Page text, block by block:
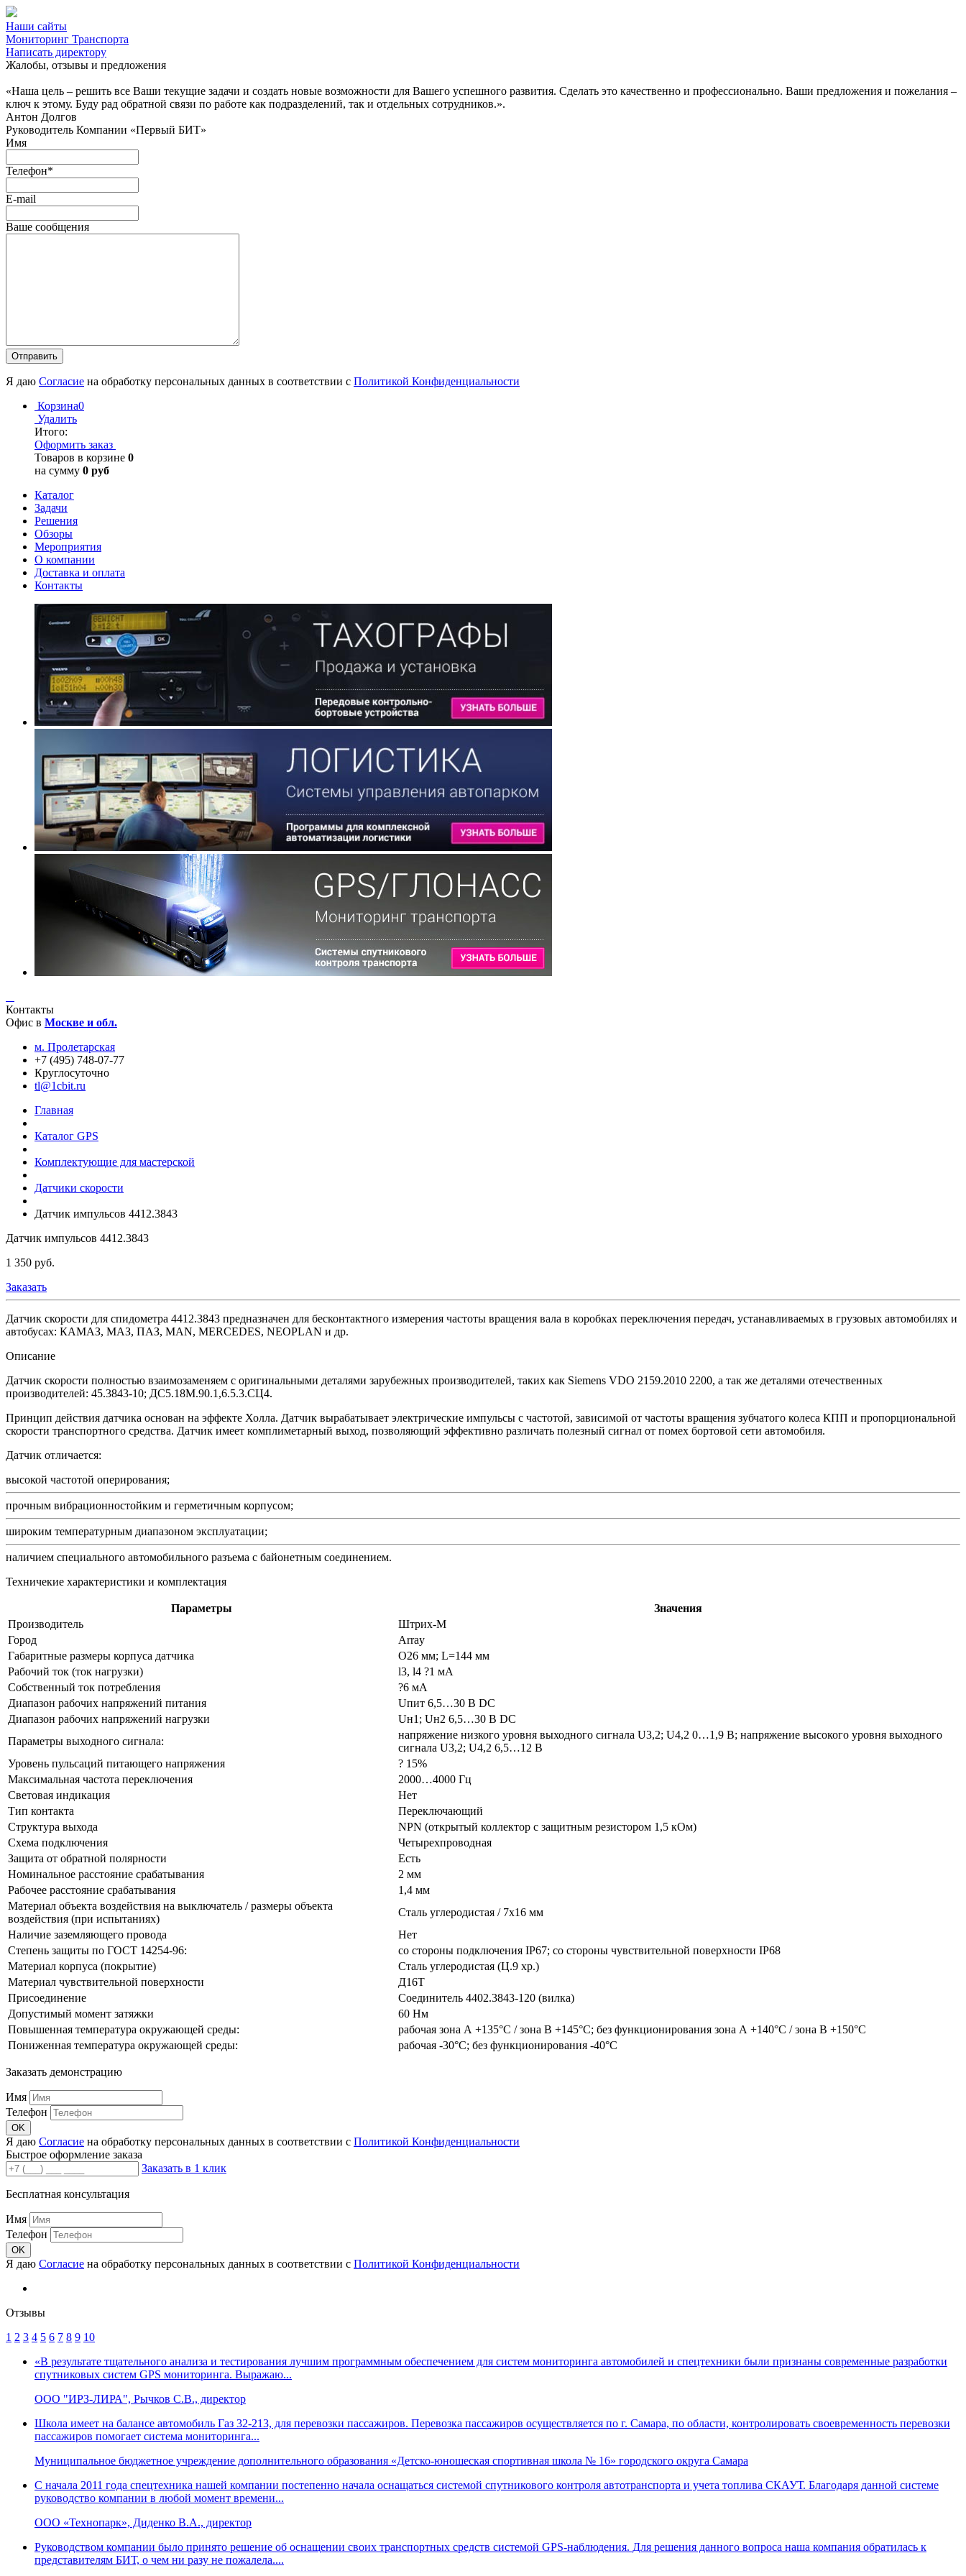
Наши сайты
Мониторинг Транспорта
Написать директору
Жалобы, отзывы и предложения
«Наша цель – решить все Ваши текущие задачи и создать новые возможности для Вашего успешного развития. Сделать это качественно и профессионально. Ваши предложения и пожелания –
ключ к этому. Буду рад обратной связи по работе как подразделений, так и отдельных сотрудников.».
Антон Долгов
Руководитель Компании «Первый БИТ»
Имя
Телефон*
E-mail
Ваше сообщения
Я даю Согласие на обработку персональных данных в соответствии с Политикой Конфиденциальности
Корзина0
Удалить
Итого:
Оформить заказ
Товаров в корзине 0
на сумму 0 руб
Каталог
Задачи
Решения
Обзоры
Мероприятия
О компании
Доставка и оплата
Контакты
Контакты
Офис в Москве и обл.
м. Пролетарская
+7 (495) 748-07-77
Круглосуточно
tl@1cbit.ru
Главная
Каталог GPS
Комплектующие для мастерской
Датчики скорости
Датчик импульсов 4412.3843
Датчик импульсов 4412.3843
1 350 руб.
Заказать
Датчик скорости для спидометра 4412.3843 предназначен для бесконтактного измерения частоты вращения вала в коробках переключения передач, устанавливаемых в грузовых автомобилях и
автобусах: КАМАЗ, МАЗ, ПАЗ, MAN, MERCEDES, NEOPLAN и др.
Описание
Датчик скорости полностью взаимозаменяем с оригинальными деталями зарубежных производителей, таких как Siemens VDO 2159.2010 2200, а так же деталями отечественных
производителей: 45.3843-10; ДС5.18М.90.1,6.5.3.СЦ4.
Принцип действия датчика основан на эффекте Холла. Датчик вырабатывает электрические импульсы с частотой, зависимой от частоты вращения зубчатого колеса КПП и пропорциональной
скорости транспортного средства. Датчик имеет комплиметарный выход, позволяющий эффективно различать полезный сигнал от помех бортовой сети автомобиля.
Датчик отличается:
высокой частотой оперирования;
прочным вибрационностойким и герметичным корпусом;
широким температурным диапазоном эксплуатации;
наличием специального автомобильного разъема с байонетным соединением.
Техничекие характеристики и комплектация
Параметры
Значения
Производитель
Штрих-М
Город
Array
Габаритные размеры корпуса датчика
O26 мм; L=144 мм
Рабочий ток (ток нагрузки)
l3, l4 ?1 мА
Собственный ток потребления
?6 мА
Диапазон рабочих напряжений питания
Uпит 6,5…30 В DC
Диапазон рабочих напряжений нагрузки
Uн1; Uн2 6,5…30 В DC
Параметры выходного сигнала:
напряжение низкого уровня выходного сигнала U3,2; U4,2 0…1,9 B; напряжение высокого уровня выходного
сигнала U3,2; U4,2 6,5…12 B
Уровень пульсаций питающего напряжения
? 15%
Максимальная частота переключения
2000…4000 Гц
Световая индикация
Нет
Тип контакта
Переключающий
Структура выхода
NPN (открытый коллектор с защитным резистором 1,5 кОм)
Схема подключения
Четырехпроводная
Защита от обратной полярности
Есть
Номинальное расстояние срабатывания
2 мм
Рабочее расстояние срабатывания
1,4 мм
Материал объекта воздействия на выключатель / размеры объекта
воздействия (при испытаниях)
Сталь углеродистая / 7x16 мм
Наличие заземляющего провода
Нет
Степень защиты по ГОСТ 14254-96:
со стороны подключения IP67; со стороны чувствительной поверхности IP68
Материал корпуса (покрытие)
Сталь углеродистая (Ц.9 хр.)
Материал чувствительной поверхности
Д16Т
Присоединение
Соединитель 4402.3843-120 (вилка)
Допустимый момент затяжки
60 Нм
Повышенная температура окружающей среды:
рабочая зона А +135°С / зона В +145°С; без функционирования зона А +140°С / зона В +150°С
Пониженная температура окружающей среды:
рабочая -30°С; без функционирования -40°С
Заказать демонстрацию
Имя
Телефон
Я даю Согласие на обработку персональных данных в соответствии с Политикой Конфиденциальности
Быстрое оформление заказа
Заказать в 1 клик
Бесплатная консультация
Имя
Телефон
Я даю Согласие на обработку персональных данных в соответствии с Политикой Конфиденциальности
Отзывы
1 2 3 4 5 6 7 8 9 10
«В результате тщательного анализа и тестирования лучшим программным обеспечением для систем мониторинга автомобилей и спецтехники были признаны современные разработки
спутниковых систем GPS мониторинга. Выражаю...
ООО "ИРЗ-ЛИРА", Рычков С.В., директор
Школа имеет на балансе автомобиль Газ 32-213, для перевозки пассажиров. Перевозка пассажиров осуществляется по г. Самара, по области, контролировать своевременность перевозки
пассажиров помогает система мониторинга...
Муниципальное бюджетное учреждение дополнительного образования «Детско-юношеская спортивная школа № 16» городского округа Самара
С начала 2011 года спецтехника нашей компании постепенно начала оснащаться системой спутникового контроля автотранспорта и учета топлива СКАУТ. Благодаря данной системе
руководство компании в любой момент времени...
ООО «Технопарк», Диденко В.А., директор
Руководством компании было принято решение об оснащении своих транспортных средств системой GPS-наблюдения. Для решения данного вопроса наша компания обратилась к
представителям БИТ, о чем ни разу не пожалела....